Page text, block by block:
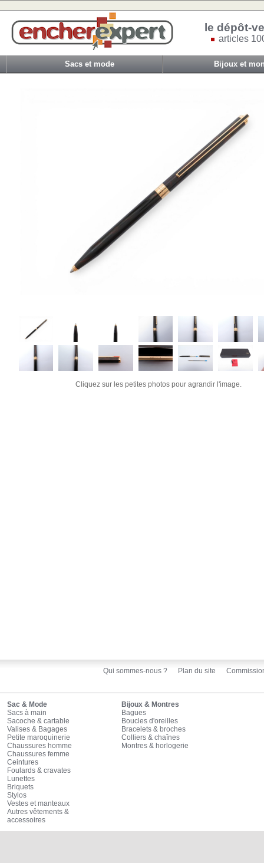
le dépôt-
articles
Sacs et mode Bijoux et
Cliquez sur les petites photos pour agrandir l'image.
Qui sommes-nous ? Plan du site
Sac & Mode
Sacs à main
Sacoche & cartable
Valises & Bagages
Petite maroquinerie
Chaussures homme
Chaussures femme
Ceintures
Foulards & cravates
Lunettes
Briquets
Stylos
Vestes et manteaux
Autres vêtements &
accessoires
Bijoux & Montres
Bagues
Boucles d'oreilles
Bracelets & broches
Colliers & chaînes
Montres & horlogerie